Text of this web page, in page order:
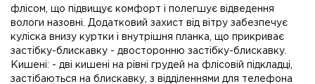
флісом, що підвищує комфорт і полегшує відведення
вологи назовні. Додатковий захист від вітру забезпечує
куліска внизу куртки і внутрішня планка, що прикриває
застібку-блискавку - двосторонню застібку-блискавку.
Кишені: - дві кишені на рівні грудей на флісовій підкладці,
застібаються на блискавку, з відділеннями для телефона